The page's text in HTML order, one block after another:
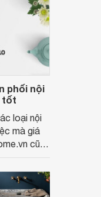
đ
phối nội
tốt
loại nội
mà giá
cũng